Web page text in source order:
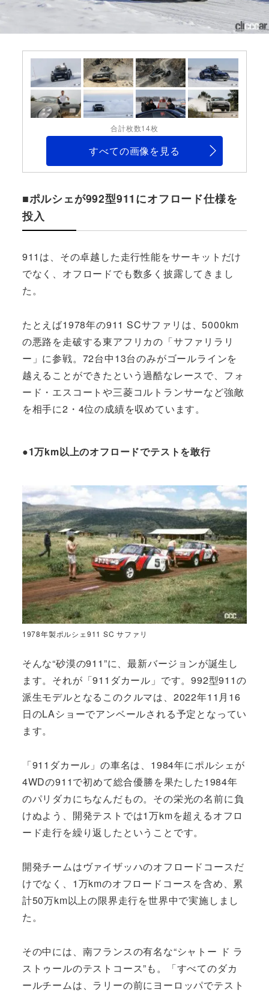
合計枚数14枚
すべての画像を見る
■ポルシェが992型911にオフロード仕様を
投入
911は、その卓越した走行性能をサーキットだけ
でなく、オフロードでも数多く披露してきまし
た。
たとえば1978年の911 SCサファリは、5000km
の悪路を走破する東アフリカの「サファリラリ
ー」に参戦。72台中13台のみがゴールラインを
越えることができたという過酷なレースで、フォ
ード・エスコートや三菱コルトランサーなど強敵
を相手に2・4位の成績を収めています。
●1万km以上のオフロードでテストを敢行
1978年製ポルシェ911 SC サファリ
そんな“砂漠の911”に、最新バージョンが誕生し
ます。それが「911ダカール」です。992型911の
派生モデルとなるこのクルマは、2022年11月16
日のLAショーでアンベールされる予定となってい
ます。
「911ダカール」の車名は、1984年にポルシェが
4WDの911で初めて総合優勝を果たした1984年
のパリダカにちなんだもの。その栄光の名前に負
けぬよう、開発テストでは1万kmを超えるオフロ
ード走行を繰り返したということです。
開発チームはヴァイザッハのオフロードコースだ
けでなく、1万kmのオフロードコースを含め、累
計50万km以上の限界走行を世界中で実施しまし
た。
その中には、南フランスの有名な“シャトー ド ラ
ストゥールのテストコース”も。「すべてのダカ
ールチームは、ラリーの前にヨーロッパでテスト